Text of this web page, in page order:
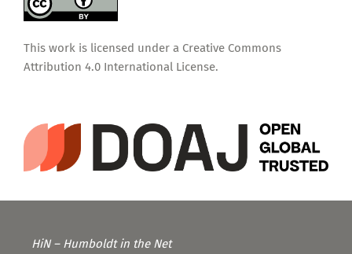
This work is licensed under a Creative Commons
Attribution 4.0 International License.
HiN – Humboldt in the Net